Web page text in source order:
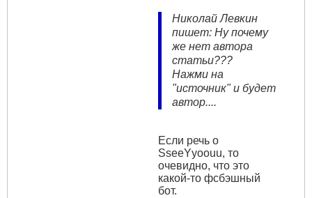
Николай Левкин
пишет: Ну почему
же нет автора
статьи???
Нажми на
"источник" и будет
автор....
Если речь о
SseeYyoouu, то
очевидно, что это
какой-то фсбэшный
бот.